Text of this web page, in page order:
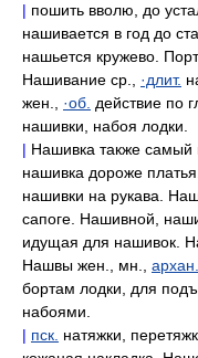
| пошить вволю, до
нашивается в год до
нашьется кружево.
Нашивание ср., ·длит.
жен., ·об. действие по
нашивки, набоя лодки.
| Нашивка также самый
нашивка дороже
нашивки на рукава.
сапоге. Нашивной,
идущая для нашивок.
Нашвы жен., мн., архан.
бортам лодки, для
набоями.
| пск. натяжки,